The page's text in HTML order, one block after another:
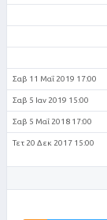
Σαβ 11 Μαΐ 2019 17:00
Σαβ 5 Ιαν 2019 15:00
Σαβ 5 Μαΐ 2018 17:00
Τετ 20 Δεκ 2017 15:00